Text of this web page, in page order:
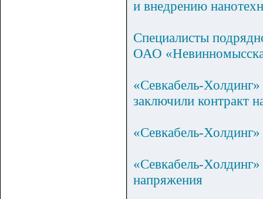
и внедрению
Специалисты
ОАО
«Севкабель-
заключили контракт
«Севкабель-
«Севкабель-Холдинг»
напряжения